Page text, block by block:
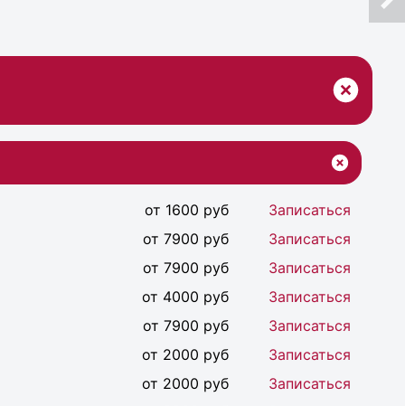
от 1600 руб
Записаться
от 7900 руб
Записаться
от 7900 руб
Записаться
от 4000 руб
Записаться
от 7900 руб
Записаться
от 2000 руб
Записаться
от 2000 руб
Записаться